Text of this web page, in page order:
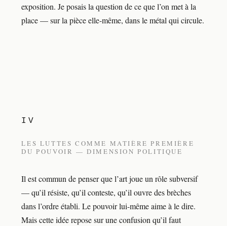
exposition. Je posais la question de ce que l’on met à la
place — sur la pièce elle-même, dans le métal qui circule.
IV
LES LUTTES COMME MATIÈRE PREMIÈRE
DU POUVOIR — DIMENSION POLITIQUE
Il est commun de penser que l’art joue un rôle subversif
— qu’il résiste, qu’il conteste, qu’il ouvre des brèches
dans l’ordre établi. Le pouvoir lui-même aime à le dire.
Mais cette idée repose sur une confusion qu’il faut